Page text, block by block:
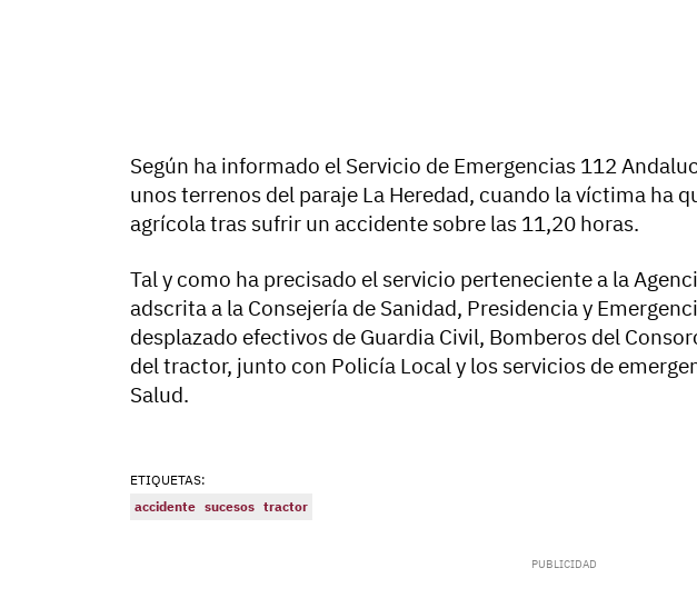
Según ha informado el Servicio de Emergencias 112
unos terrenos del paraje La Heredad, cuando la víctima ha
agrícola tras sufrir un accidente sobre las 11,20 horas.
Tal y como ha precisado el servicio perteneciente a la
adscrita a la Consejería de Sanidad, Presidencia y
desplazado efectivos de Guardia Civil, Bomberos del
del tractor, junto con Policía Local y los servicios de
Salud.
ETIQUETAS:
accidente sucesos tractor